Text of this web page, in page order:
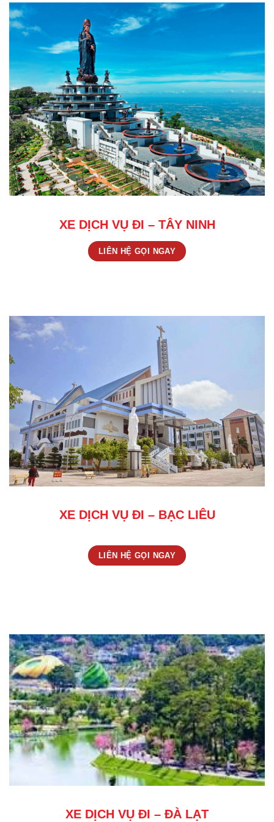
XE DỊCH VỤ ĐI – TÂY NINH
LIÊN HỆ GỌI NGAY
XE DỊCH VỤ ĐI – BẠC LIÊU
LIÊN HỆ GỌI NGAY
XE DỊCH VỤ ĐI – ĐÀ LẠT